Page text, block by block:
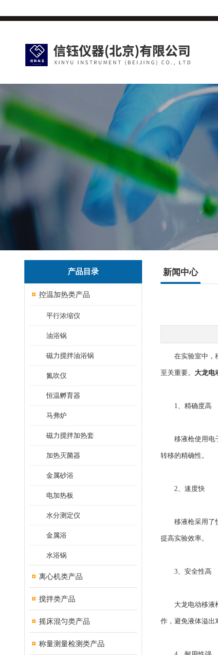
产品目录
控温加热类产品
平行浓缩仪
油浴锅
磁力搅拌油浴锅
氮吹仪
恒温孵育器
马弗炉
磁力搅拌加热套
加热灭菌器
金属砂浴
电加热板
水分测定仪
金属浴
水浴锅
离心机类产品
搅拌类产品
摇床混匀类产品
称量测量检测类产品
新闻中心
在实验室中，移
至关重要。 大龙电
1、精确度高
移液枪使用电子
转移的精确性。
2、速度快
移液枪采用了快
提高实验效率。
3、安全性高
大龙电动移液枪
作，避免液体溢出